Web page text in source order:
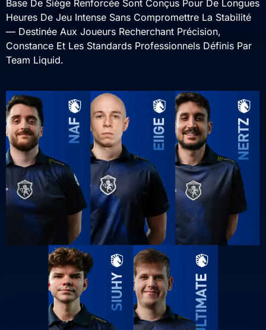
Base De Siège Renforcée Sont Conçus Pour De Longues
Heures De Jeu Intense Sans Compromettre La Stabilité
— Destinée Aux Joueurs Recherchant Précision,
Constance Et Les Standards Professionnels Définis Par
Team Liquid.